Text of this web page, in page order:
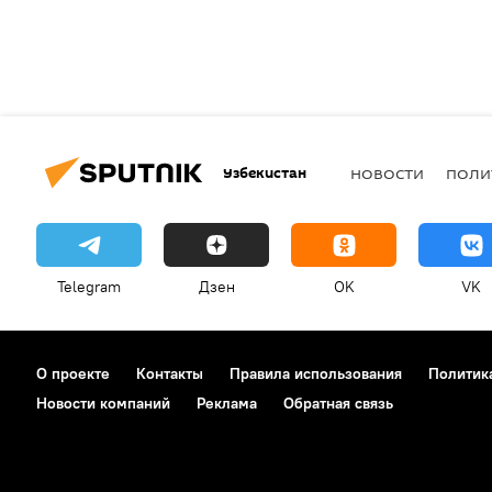
Узбекистан НОВОСТИ
Telegram Дзен OK VK
О проекте Контакты Правила использования
Новости компаний
Реклама Обратная связь